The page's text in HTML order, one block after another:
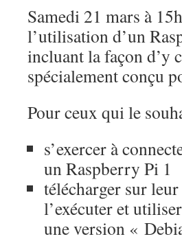
Samedi 21 mars à
l’utilisation d’un
incluant la façon d’y
spécialement conçu
Pour ceux qui le
s’exercer à
un Raspberry Pi 1
télécharger sur
l’exécuter et
une version «